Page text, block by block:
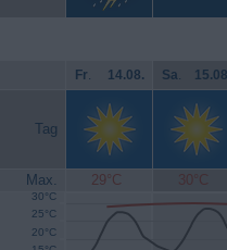
Fr. 14.08. Sa.
Tag
Max. 29°C 30°C
20°C
25°C
30°C